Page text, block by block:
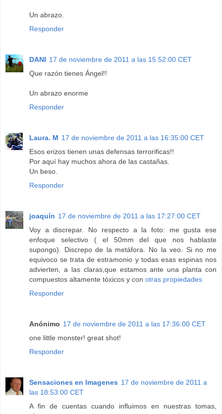
Un abrazo.
Responder
DANI 17 de noviembre de 2011 a las 15:52:00 CET
Que razón tienes Ángel!!
Un abrazo enorme
Responder
Laura. M 17 de noviembre de 2011 a las 16:35:00 CET
Esos erizos tienen unas defensas terrorificas!!
Por aquí hay muchos ahora de las castañas.
Un beso.
Responder
joaquín 17 de noviembre de 2011 a las 17:27:00 CET
Voy a discrepar. No respecto a la foto: me gusta ese
enfoque selectivo ( el 50mm del que nos hablaste
supongo). Discrepo de la metáfora. No la veo. Si no me
equivoco se trata de estramonio y todas esas espinas nos
advierten, a las claras,que estamos ante una planta con
compuestos altamente tóxicos y con otras propiedades
Responder
Anónimo 17 de noviembre de 2011 a las 17:36:00 CET
one little monster! great shot!
Responder
Sensaciones en Imagenes 17 de noviembre de 2011 a
las 18:53:00 CET
A fin de cuentas cuando influimos en nuestras tomas,